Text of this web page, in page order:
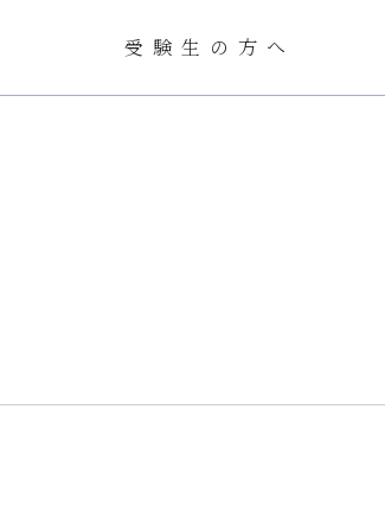
受験生の方へ